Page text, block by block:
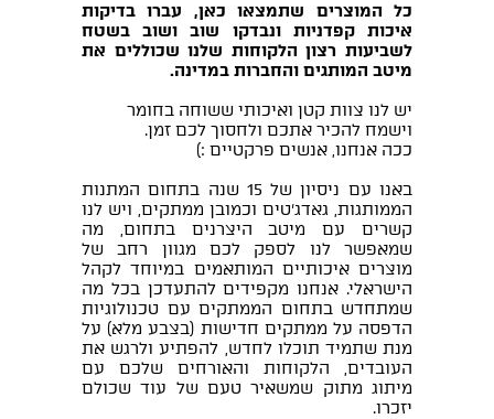
כל המוצרים שתמצאו כאן, עברו בדיקות
איכות קפדניות ונבדקו שוב ושוב בשטח
לשביעות רצון הלקוחות שלנו שכוללים את
מיטב המותגים והחברות במדינה.
יש לנו צוות קטן ואיכותי ששוחה בחומר
וישמח להכיר אתכם ולחסוך לכם זמן.
ככה אנחנו, אנשים פרקטיים :)
באנו עם ניסיון של 15 שנה בתחום המתנות
הממותגות, גאדג'טים וכמובן ממתקים, ויש לנו
קשרים עם מיטב היצרנים בתחום, מה
שמאפשר לנו לספק לכם מגוון רחב של
מוצרים איכותיים המותאמים במיוחד לקהל
הישראלי. אנחנו מקפידים להתעדכן בכל מה
שמתחדש בתחום הממתקים עם טכנולוגיות
הדפסה על ממתקים חדישות (בצבע מלא) על
מנת שתמיד תוכלו לחדש, להפתיע ולרגש את
העובדים, הלקוחות והאורחים שלכם עם
מיתוג מתוק שמשאיר טעם של עוד שכולם
יזכרו.